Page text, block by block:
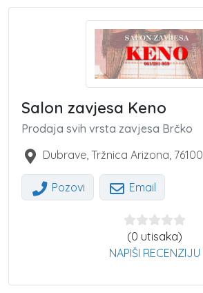
Salon zavjesa Keno
Prodaja svih vrsta zavjesa Brčko
Dubrave, Tržnica Arizona, 76100
Pozovi Email
(0 utisaka)
NAPIŠI RECENZIJU